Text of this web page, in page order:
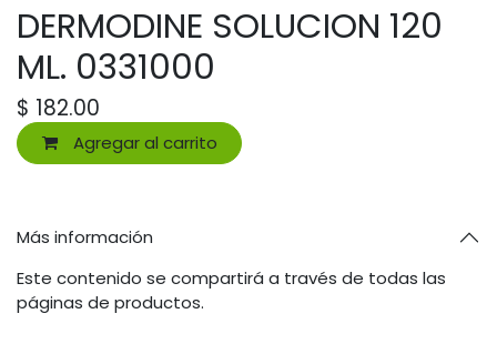
DERMODINE SOLUCION 120
ML. 0331000
$ 182.00
Agregar al carrito
Más información
Este contenido se compartirá a través de todas las
páginas de productos.